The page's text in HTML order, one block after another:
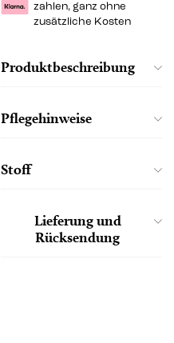
zahlen, ganz ohne
zusätzliche Kosten
Produktbeschreibung
Pflegehinweise
Stoff
Lieferung und
Rücksendung